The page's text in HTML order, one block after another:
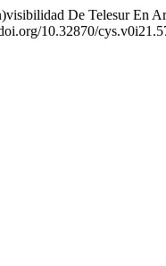
De Telesur En
10.32870/